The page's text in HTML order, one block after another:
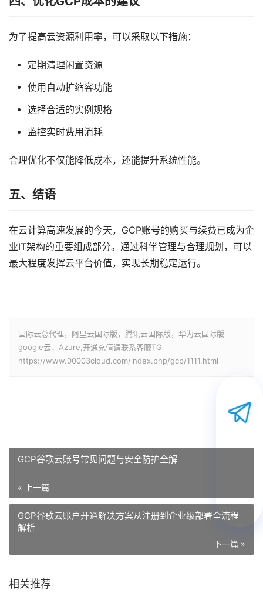
为了提高云资源利用率，可以采取以下措施：
定期清理闲置资源
使用自动扩缩容功能
选择合适的实例规格
监控实时费用消耗
合理优化不仅能降低成本，还能提升系统性能。
五、结语
在云计算高速发展的今天，GCP账号的购买与续费已成为企
业IT架构的重要组成部分。通过科学管理与合理规划，可以
最大程度发挥云平台价值，实现长期稳定运行。
国际云总代理，阿里云国际版，腾讯云国际版，华为云国际版
google云，Azure,开通充值请联系客服TG
https://www.00003cloud.com/index.php/gcp/1111.html
GCP谷歌云账号常见问题与安全防护全解
« 上一篇
GCP谷歌云账户开通解决方案从注册到企业级部署全流程
解析
下一篇 »
相关推荐